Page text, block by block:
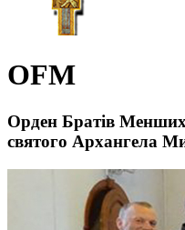
OFM
Орден Братів Менших
святого Архангела